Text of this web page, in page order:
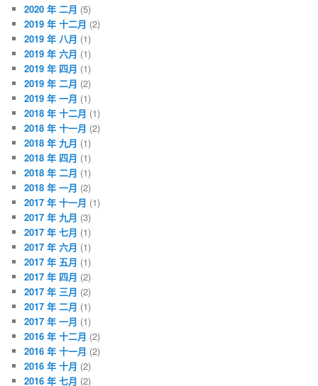
2020 年 二月 (5)
2019 年 十二月 (2)
2019 年 八月 (1)
2019 年 六月 (1)
2019 年 四月 (1)
2019 年 二月 (2)
2019 年 一月 (1)
2018 年 十二月 (1)
2018 年 十一月 (2)
2018 年 九月 (1)
2018 年 四月 (1)
2018 年 二月 (1)
2018 年 一月 (2)
2017 年 十一月 (1)
2017 年 九月 (3)
2017 年 七月 (1)
2017 年 六月 (1)
2017 年 五月 (1)
2017 年 四月 (2)
2017 年 三月 (2)
2017 年 二月 (1)
2017 年 一月 (1)
2016 年 十二月 (2)
2016 年 十一月 (2)
2016 年 十月 (2)
2016 年 七月 (2)